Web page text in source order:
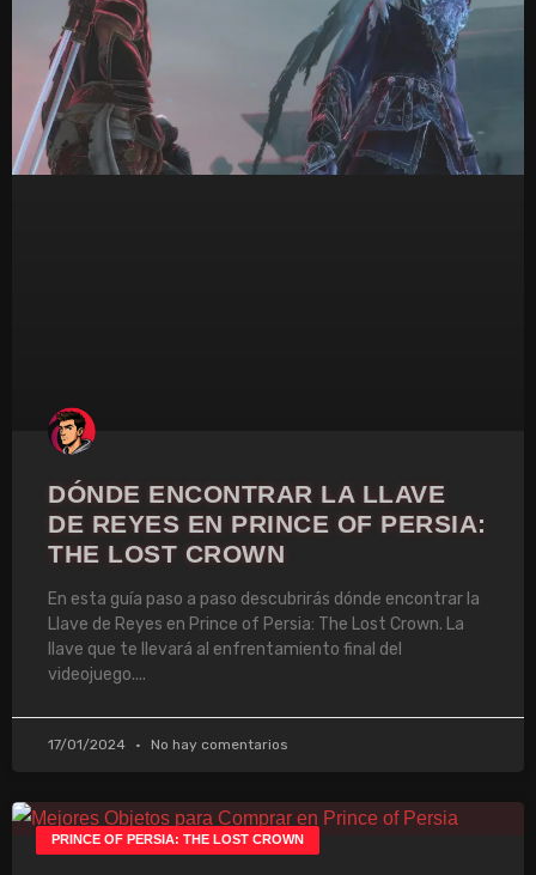
DÓNDE ENCONTRAR LA LLAVE
DE REYES EN PRINCE OF PERSIA:
THE LOST CROWN
En esta guía paso a paso descubrirás dónde encontrar la
Llave de Reyes en Prince of Persia: The Lost Crown. La
llave que te llevará al enfrentamiento final del
videojuego.
17/01/2024 No hay comentarios
PRINCE OF PERSIA: THE LOST CROWN